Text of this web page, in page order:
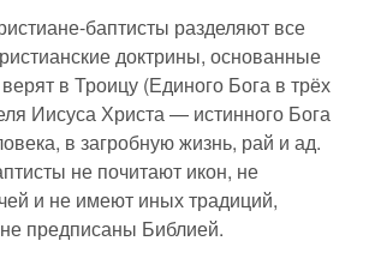
баптисты разделяют все
доктрины, основанные
в Троицу (Единого Бога в трёх
Иисуса Христа — истинного Бога
в загробную жизнь, рай и ад.
не почитают икон, не
и не имеют иных традиций,
предписаны Библией.